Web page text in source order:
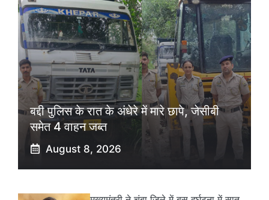
बद्दी पुलिस के रात के अंधेरे में मारे छापे, जेसीबी
समेत 4 वाहन जब्त
August 8, 2026